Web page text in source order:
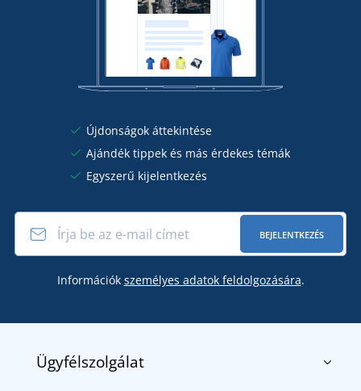
Újdonságok áttekintése
Ajándék tippek és más érdekes témák
Egyszerű kijelentkezés
BEJELENTKEZÉS
Információk személyes adatok feldolgozására.
Ügyfélszolgálat